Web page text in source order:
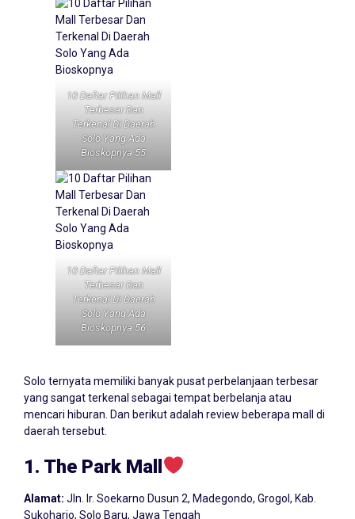
10 Daftar Pilihan Mall
Terbesar Dan
Terkenal Di Daerah
Solo Yang Ada
Bioskopnya 55
10 Daftar Pilihan Mall
Terbesar Dan
Terkenal Di Daerah
Solo Yang Ada
Bioskopnya 56
Solo ternyata memiliki banyak pusat perbelanjaan terbesar
yang sangat terkenal sebagai tempat berbelanja atau
mencari hiburan. Dan berikut adalah review beberapa mall di
daerah tersebut.
1. The Park Mall
Alamat: Jln. Ir. Soekarno Dusun 2, Madegondo, Grogol, Kab.
Sukoharjo, Solo Baru, Jawa Tengah